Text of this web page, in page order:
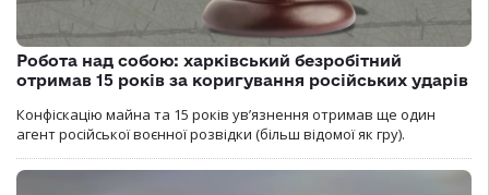
Робота над собою: харківський безробітний
отримав 15 років за коригування російських ударів
Конфіскацію майна та 15 років увʼязнення отримав ще один
агент російської воєнної розвідки (більш відомої як гру).